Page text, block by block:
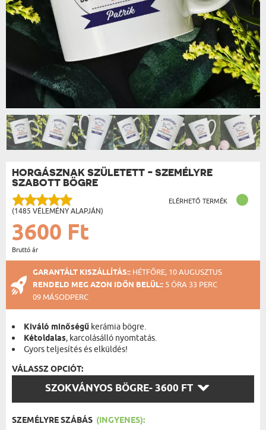
HORGÁSZNAK SZÜLETETT - SZEMÉLYRE
SZABOTT BÖGRE
(1485 VÉLEMÉNY ALAPJÁN)
ELÉRHETŐ TERMÉK
3600 Ft
Bruttó ár
GARANTÁLT KISZÁLLÍTÁS:: HÉTFŐRE, 10 AUGUSZTUS
RENDELD MEG AZON IDŐN BELÜL:: 5 ÓRA 33 PERC
09 MÁSODPERC
Kiváló minőségű kerámia bögre.
Kétoldalas, karcolásálló nyomtatás.
Gyors teljesítés és elküldés!
VÁLASSZ OPCIÓT:
SZOKVÁNYOS BÖGRE- 3600 FT
VÁLASSZ
SZEMÉLYRE SZÁBÁS (INGYENES):